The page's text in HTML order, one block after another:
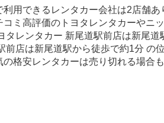
利用できるレンタカー会社は2店舗
コミ高評価のトヨタレンタカーやニ
タレンタカー 新尾道駅前店は新尾
前店は新尾道駅から徒歩で約1分 の
の格安レンタカーは売り切れる場合